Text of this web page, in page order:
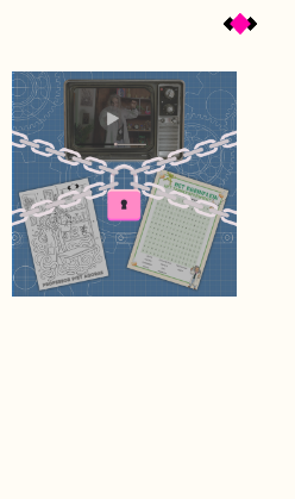
naar
de
hoofdinhoud